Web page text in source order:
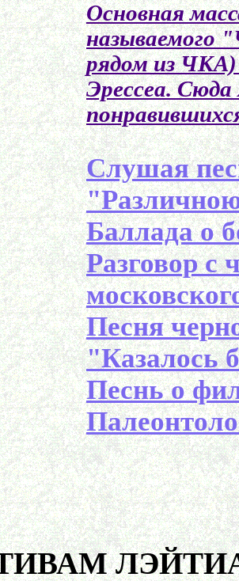
Основная
называемого
рядом из ЧКА)
Эрессеа. Сюда
Слушая
Баллада о
Разговор с
Песня
"Казалось
Песнь о